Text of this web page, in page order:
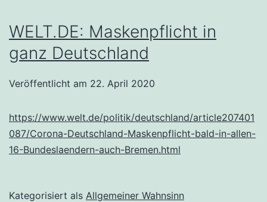
WELT.DE: Maskenpflicht in
ganz Deutschland
Veröffentlicht am 22. April 2020
https://www.welt.de/politik/deutschland/article207401
087/Corona-Deutschland-Maskenpflicht-bald-in-allen-
16-Bundeslaendern-auch-Bremen.html
Kategorisiert als Allgemeiner Wahnsinn